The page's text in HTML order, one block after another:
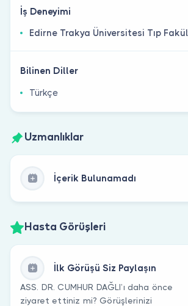
İş Deneyimi
Edirne Trakya Üniversitesi Tıp
Bilinen Diller
Türkçe
Uzmanlıklar
İçerik Bulunamadı
Hasta Görüşleri
İlk Görüşü Siz Paylaşın
ASS. DR. CUMHUR DAĞLI’ı daha önce
ziyaret ettiniz mi? Görüşlerinizi